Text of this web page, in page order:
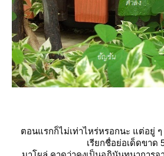
ตอนแรกก็ไม่เท่าไหร่หรอกนะ แต่อยู่
เรียกชื่อย่อเด็ดขาด